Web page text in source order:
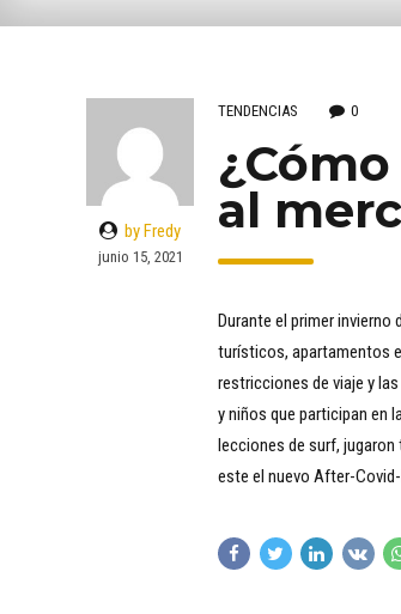
by Fredy
junio 15, 2021
TENDENCIAS 0
al
Durante el primer
turísticos, apartamentos
restricciones de viaje y
y niños que participan en
lecciones de surf,
este el nuevo After-